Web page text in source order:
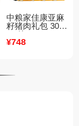
中粮家佳康亚麻
籽猪肉礼包 305
0g/箱
¥748